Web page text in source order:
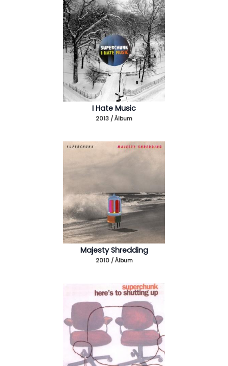
I Hate Music
2013 / Álbum
Majesty Shredding
2010 / Álbum